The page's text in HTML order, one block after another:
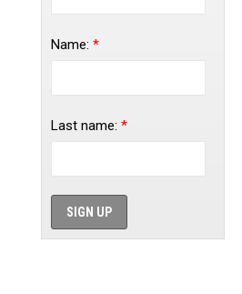
Name: *
Last name: *